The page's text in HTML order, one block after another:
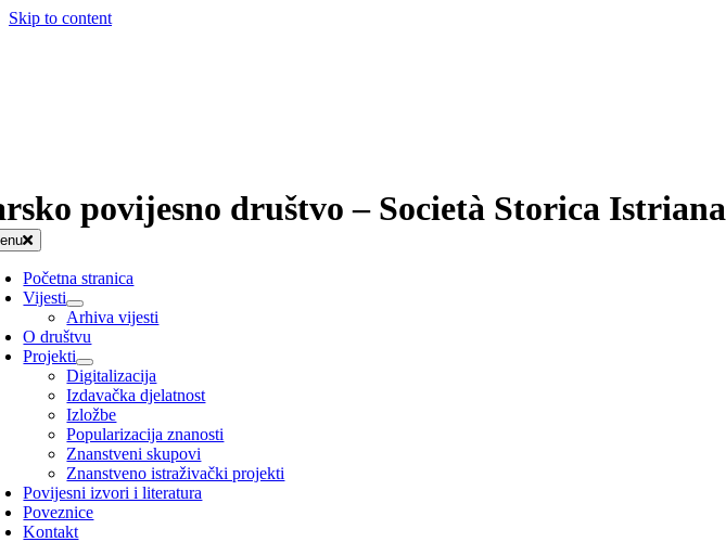
Skip to content
povijesno društvo – Società Storica Istriana
Početna stranica
Vijesti
Arhiva vijesti
O društvu
Projekti
Digitalizacija
Izdavačka djelatnost
Izložbe
Popularizacija znanosti
Znanstveni skupovi
Znanstveno istraživački projekti
Povijesni izvori i literatura
Poveznice
Kontakt